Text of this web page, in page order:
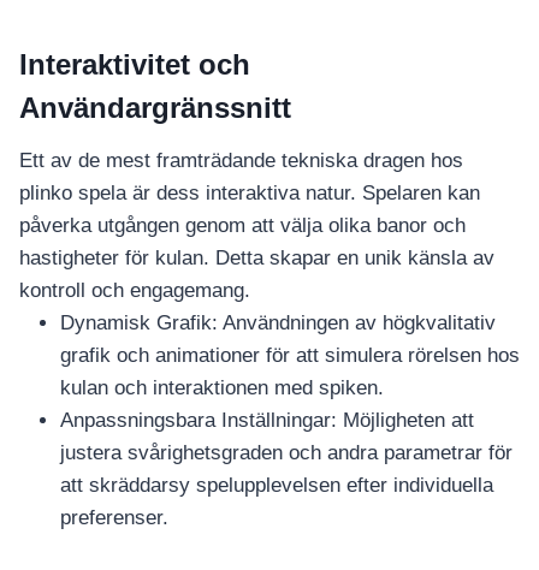
Interaktivitet och
Användargränssnitt
Ett av de mest framträdande tekniska dragen hos
plinko spela är dess interaktiva natur. Spelaren kan
påverka utgången genom att välja olika banor och
hastigheter för kulan. Detta skapar en unik känsla av
kontroll och engagemang.
Dynamisk Grafik: Användningen av högkvalitativ
grafik och animationer för att simulera rörelsen hos
kulan och interaktionen med spiken.
Anpassningsbara Inställningar: Möjligheten att
justera svårighetsgraden och andra parametrar för
att skräddarsy spelupplevelsen efter individuella
preferenser.